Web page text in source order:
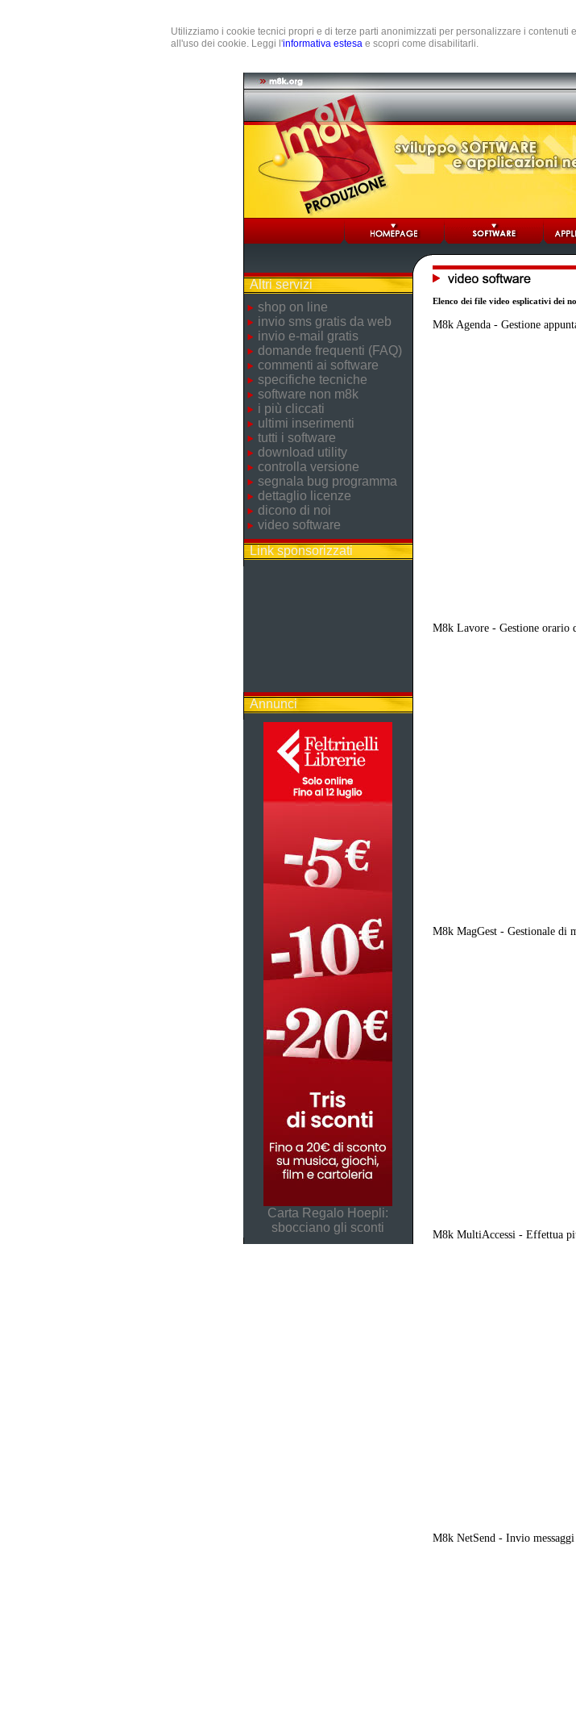
Utilizziamo i cookie tecnici propri e di terze parti anonimizzati per personalizzare i
all'uso dei cookie. Leggi l'informativa estesa e scopri come disabilitarli.
Altri servizi
shop on line
invio sms gratis da web
invio e-mail gratis
domande frequenti (FAQ)
commenti ai software
specifiche tecniche
software non m8k
i più cliccati
ultimi inserimenti
tutti i software
download utility
controlla versione
segnala bug programma
dettaglio licenze
dicono di noi
video software
Link sponsorizzati
Annunci
Carta Regalo Hoepli:
sbocciano gli sconti
Elenco dei file video esplicativi dei
M8k Agenda - Gestione
M8k Lavore - Gestione orario
M8k MagGest - Gestionale di
M8k MultiAccessi - Effettua
M8k NetSend - Invio